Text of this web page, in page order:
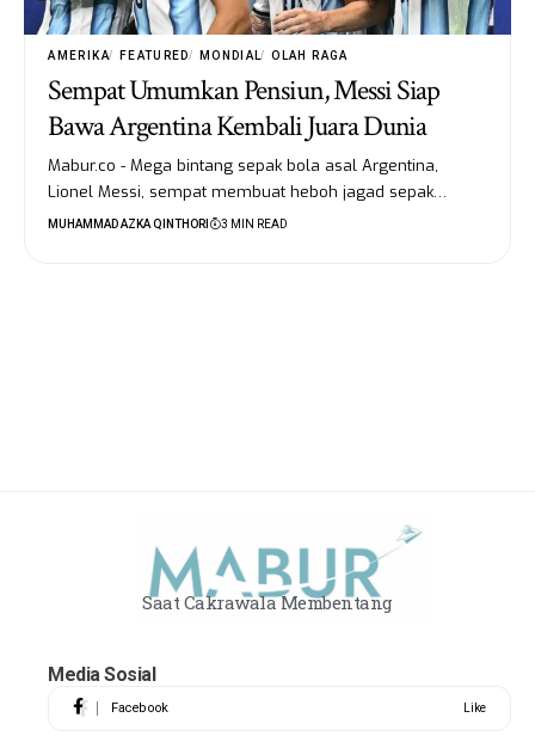
AMERIKA FEATURED MONDIAL OLAH RAGA
Sempat Umumkan Pensiun, Messi Siap
Bawa Argentina Kembali Juara Dunia
Mabur.co - Mega bintang sepak bola asal Argentina,
Lionel Messi, sempat membuat heboh jagad sepak…
MUHAMMAD AZKA QINTHORI 3 MIN READ
Saat Cakrawala Membentang
Media Sosial
Facebook Like